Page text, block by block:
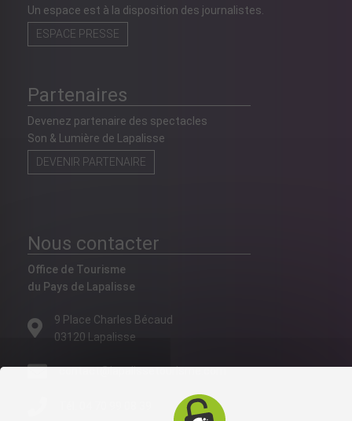
Un espace est à la disposition des journalistes.
ESPACE PRESSE
Partenaires
Devenez partenaire des spectacles
Son & Lumière de Lapalisse
DEVENIR PARTENAIRE
Nous contacter
Office de Tourisme
du Pays de Lapalisse
9 Place Charles Bécaud
03120 Lapalisse
contact@lapalissetourisme.com